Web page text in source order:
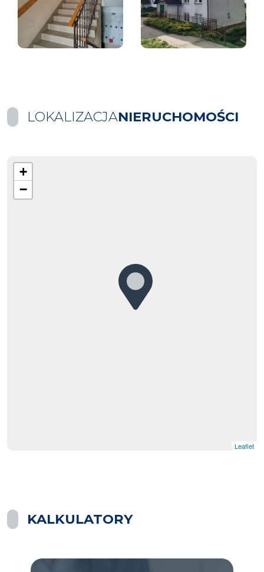
LOKALIZACJANIERUCHOMOŚCI
+
−
Leaflet
KALKULATORY